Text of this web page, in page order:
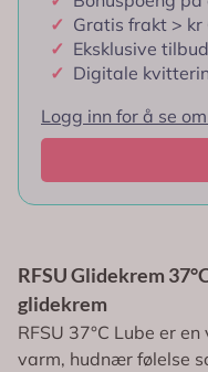
✓ Gratis frakt > kr
✓ Eksklusive tilbud
✓ Digitale
Logg inn for å se
RFSU Glidekrem
glidekrem
RFSU 37°C Lube er
varm, hudnær følelse